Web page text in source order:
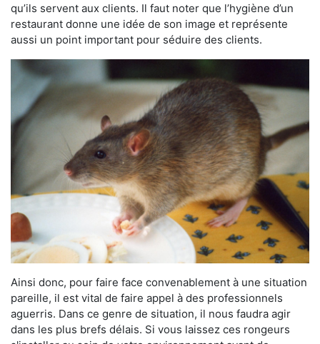
qu’ils servent aux clients. Il faut noter que l’hygiène d’un
restaurant donne une idée de son image et représente
aussi un point important pour séduire des clients.
Ainsi donc, pour faire face convenablement à une situation
pareille, il est vital de faire appel à des professionnels
aguerris. Dans ce genre de situation, il nous faudra agir
dans les plus brefs délais. Si vous laissez ces rongeurs